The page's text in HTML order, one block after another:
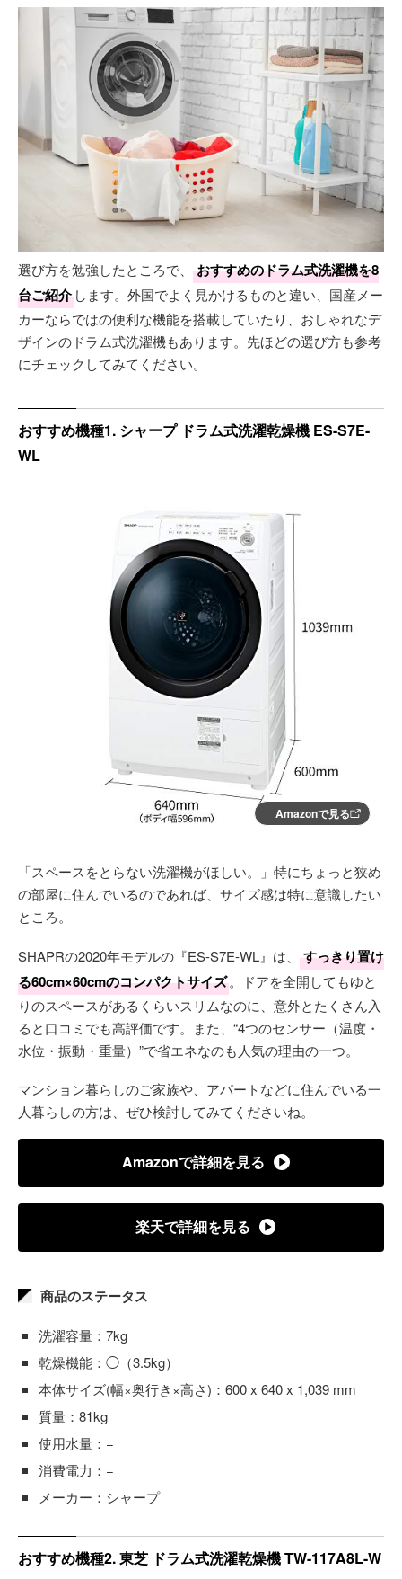
選び方を勉強したところで、
おすすめのドラム式洗濯機を8
台ご紹介 します。外国でよく見かけるものと違い、国産メー
カーならではの便利な機能を搭載していたり、おしゃれなデ
ザインのドラム式洗濯機もあります。先ほどの選び方も参考
にチェックしてみてください。
おすすめ機種1. シャープ ドラム式洗濯乾燥機 ES-S7E-
WL
Amazonで見る
「スペースをとらない洗濯機がほしい。」特にちょっと狭め
の部屋に住んでいるのであれば、サイズ感は特に意識したい
ところ。
SHAPRの2020年モデルの『ES-S7E-WL』は、
すっきり置け
る60cm×60cmのコンパクトサイズ。ドアを全開してもゆと
りのスペースがあるくらいスリムなのに、意外とたくさん入
ると口コミでも高評価です。また、“4つのセンサー（温度・
水位・振動・重量）”で省エネなのも人気の理由の一つ。
マンション暮らしのご家族や、アパートなどに住んでいる一
人暮らしの方は、ぜひ検討してみてくださいね。
Amazonで詳細を見る
楽天で詳細を見る
商品のステータス
洗濯容量：7kg
乾燥機能：◯（3.5kg）
本体サイズ(幅×奥行き×高さ)：600 x 640 x 1,039 mm
質量：81kg
使用水量：−
消費電力：−
メーカー：シャープ
おすすめ機種2. 東芝 ドラム式洗濯乾燥機 TW-117A8L-W